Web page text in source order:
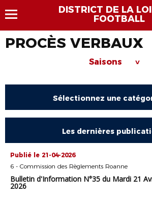
DISTRICT DE LA
FOOTBALL
PROCÈS VERBAUX
Saisons >
Sélectionnez une
Les dernières
Publié le 21-04-2026
6 - Commission des Règlements Roanne
Bulletin d'Information N°35 du Mardi 21
2026